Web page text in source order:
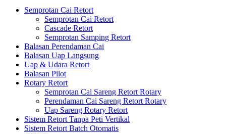
Semprotan Cai Retort
Semprotan Cai Retort
Cascade Retort
Semprotan Samping Retort
Balasan Perendaman Cai
Balasan Uap Langsung
Uap & Udara Retort
Balasan Pilot
Rotary Retort
Semprotan Cai Sareng Retort Rotary
Perendaman Cai Sareng Retort Rotary
Uap Sareng Rotary Retort
Sistem Retort Tanpa Peti Vertikal
Sistem Retort Batch Otomatis